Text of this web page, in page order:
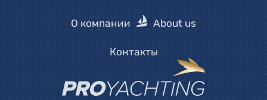
О компании About us
Контакты